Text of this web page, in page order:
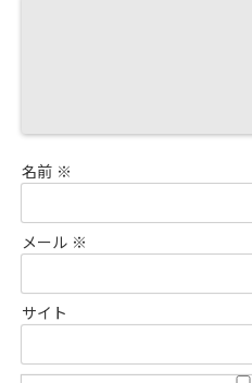
名前 ※
メール ※
サイト